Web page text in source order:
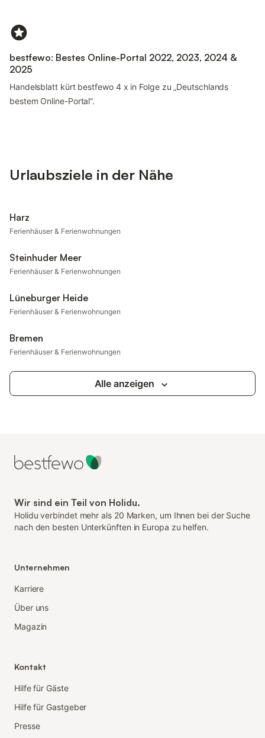
bestfewo: Bestes Online-Portal 2022, 2023, 2024 &
2025
Handelsblatt kürt bestfewo 4 x in Folge zu „Deutschlands
bestem Online-Portal“.
Urlaubsziele in der Nähe
Harz
Ferienhäuser & Ferienwohnungen
Steinhuder Meer
Ferienhäuser & Ferienwohnungen
Lüneburger Heide
Ferienhäuser & Ferienwohnungen
Bremen
Ferienhäuser & Ferienwohnungen
Alle anzeigen
Wir sind ein Teil von Holidu.
Holidu verbindet mehr als 20 Marken, um Ihnen bei der Suche
nach den besten Unterkünften in Europa zu helfen.
Unternehmen
Karriere
Über uns
Magazin
Kontakt
Hilfe für Gäste
Hilfe für Gastgeber
Presse